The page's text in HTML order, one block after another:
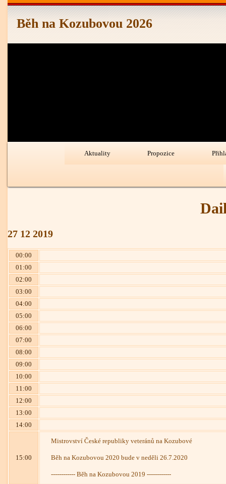
Běh na Kozubovou 2026
Primary
Aktuality Propozice
27 12 2019
00:00
01:00
02:00
03:00
04:00
05:00
06:00
07:00
08:00
09:00
10:00
11:00
12:00
13:00
14:00
15:00
Mistrovství České republiky veteránů na Kozubové
Běh na Kozubovou 2020 bude v neděli 26.7.2020
------------ Běh na Kozubovou 2019 ------------